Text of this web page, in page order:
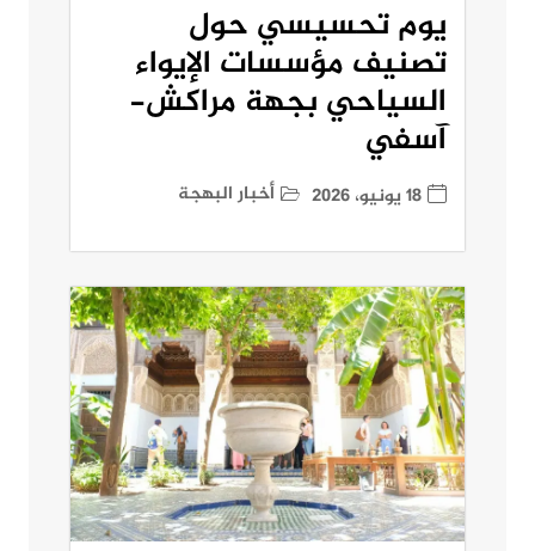
يوم تحسيسي حول
تصنيف مؤسسات الإيواء
السياحي بجهة مراكش-
آسفي
18 يونيو، 2026 أخبار البهجة